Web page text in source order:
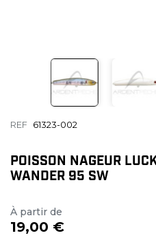
REF 61323-002
POISSON NAGEUR
WANDER 95 SW
À partir de
19,00 €